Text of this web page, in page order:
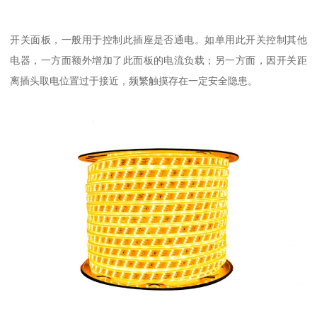
开关面板，一般用于控制此插座是否通电。如单用此开关控制其他
电器，一方面额外增加了此面板的电流负载；另一方面，因开关距
离插头取电位置过于接近，频繁触摸存在一定安全隐患。